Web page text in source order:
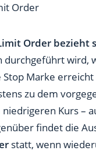
Order
Order bezieht
durchgeführt wird,
Stop Marke
zu dem
Kurs –
findet die
statt, wenn